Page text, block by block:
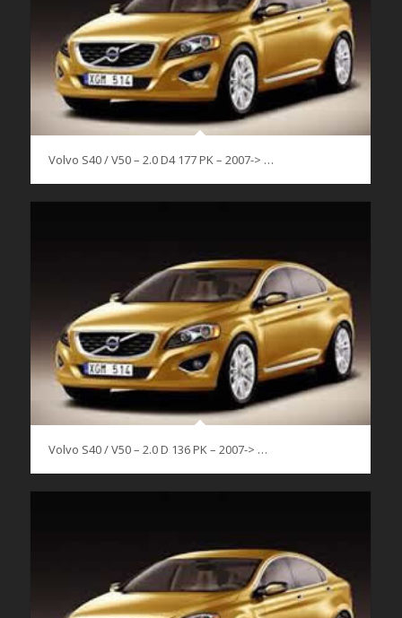
Volvo S40 / V50 – 2.0 D4 177 PK – 2007-> …
Volvo S40 / V50 – 2.0 D 136 PK – 2007-> …